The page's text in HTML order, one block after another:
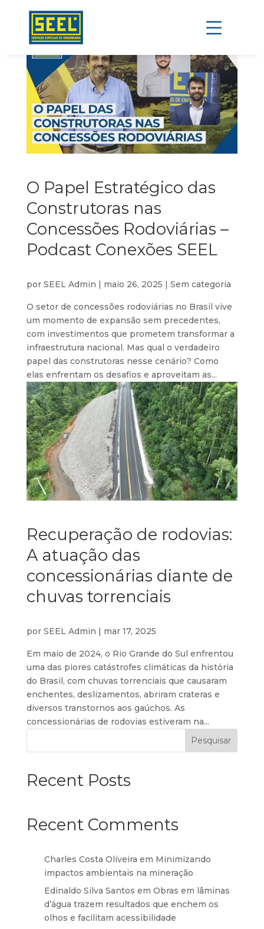
O Papel Estratégico das
Construtoras nas
Concessões Rodoviárias –
Podcast Conexões SEEL
por SEEL Admin | maio 26, 2025 | Sem categoria
O setor de concessões rodoviárias no Brasil vive
um momento de expansão sem precedentes,
com investimentos que prometem transformar a
infraestrutura nacional. Mas qual o verdadeiro
papel das construtoras nesse cenário? Como
elas enfrentam os desafios e aproveitam as...
Recuperação de rodovias:
A atuação das
concessionárias diante de
chuvas torrenciais
por SEEL Admin | mar 17, 2025
Em maio de 2024, o Rio Grande do Sul enfrentou
uma das piores catástrofes climáticas da história
do Brasil, com chuvas torrenciais que causaram
enchentes, deslizamentos, abriram crateras e
diversos transtornos aos gaúchos. As
concessionárias de rodovias estiveram na...
Pesquisar
Recent Posts
Recent Comments
Charles Costa Oliveira em Minimizando
impactos ambientais na mineração
Edinaldo Silva Santos em Obras em lâminas
d’água trazem resultados que enchem os
olhos e facilitam acessibilidade